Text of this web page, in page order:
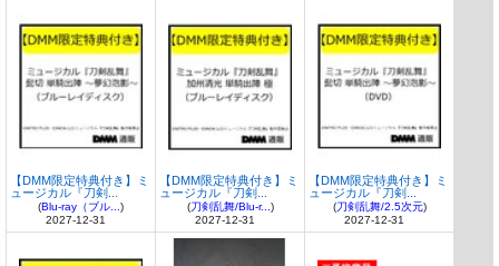
【DMM限定特典付き】ミ
ュージカル『刀剣...
(Blu-ray（ブル...)
2027-12-31
【DMM限定特典付き】ミ
ュージカル『刀剣...
(刀剣乱舞/Blu-r...)
2027-12-31
【DMM限定特典付き】ミ
ュージカル『刀剣...
(刀剣乱舞/2.5次元)
2027-12-31